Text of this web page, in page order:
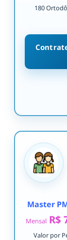
180
Master
Mensal R$
Valor por